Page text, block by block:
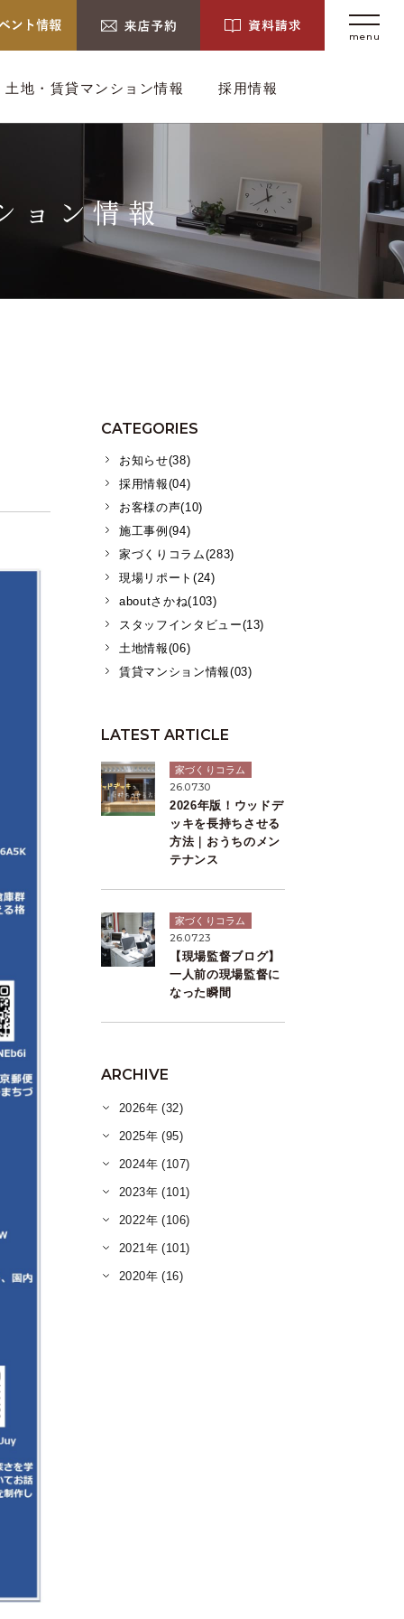
menu
土地・賃貸マンション情報 採用情報
ョン情報
CATEGORIES
お知らせ(38)
採用情報(04)
お客様の声(10)
施工事例(94)
家づくりコラム(283)
現場リポート(24)
aboutさかね(103)
スタッフインタビュー(13)
土地情報(06)
賃貸マンション情報(03)
LATEST ARTICLE
家づくりコラム
26.07.30
2026年版！ウッドデ
ッキを長持ちさせる
方法｜おうちのメン
テナンス
家づくりコラム
26.07.23
【現場監督ブログ】
一人前の現場監督に
なった瞬間
ARCHIVE
2026年 (32)
2025年 (95)
2024年 (107)
2023年 (101)
2022年 (106)
2021年 (101)
2020年 (16)